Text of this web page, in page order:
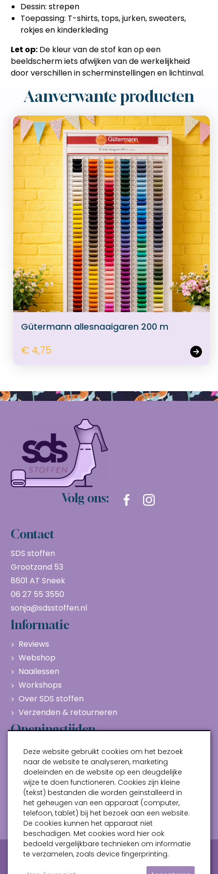
Dessin: strepen
Toepassing: T-shirts, tops, jurken, sweaters,
rokjes en kinderkleding
Let op: De kleur van de stof kan op een
beeldscherm iets afwijken van de werkelijkheid
door verschillen in scherminstellingen en lichtinval.
Aanverwante producten
Gütermann allesnaaigaren 200 m
€ 4,75
Volg ons:
Contact
SDS stoffen
Grootzand 53
8601 AT Sneek
06 27 55 3550
sonja@sdsstoffen.nl
Informatie
Reviews
Webshop
Naailessen
Workshops
Over SDS stoffen
Verzenden & retourneren
Openingstijden
Maandag
Gesloten
Dinsdag
10:00 - 17:00
Woensdag
10:00 - 17:00
Donderdag
10:00 - 17:00
Vrijdag
10:00 - 17:00
Zaterdag
10:00 - 17:00
Privacy verklaring
Algemene voorwaarden
Deze website gebruikt cookies om het bezoek
naar de website te analyseren, marketing
doeleinden en de website op een deugdelijke
wijze te doen functioneren. Cookies zijn kleine
(tekst) bestanden die worden geïnstalleerd in
het geheugen van een apparaat (computer,
telefoon, tablet) bij het bezoek aan een website.
De cookies kunnen het apparaat niet
beschadigen. Met cookies word hier ook
bedoeld vergelijkbare technieken om informatie
te verzamelen, zoals device fingerprinting.